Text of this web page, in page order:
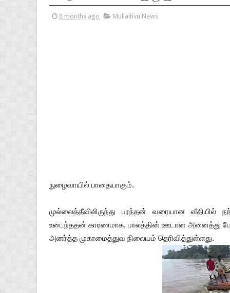
8 months ago Mullaitivu News
நுழைவாயில் பாதையாகும்.
முல்லைத்தீவிலிருந்து பரந்தன் வரையான
உடைந்ததன் காரணமாக, பாலத்தின் ஊடான அனைத்து
அனர்த்த முகாமைத்துவ நிலையம் தெரிவித்துள்ளது.